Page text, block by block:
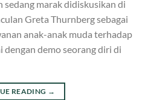
marak didiskusikan di
Greta Thurnberg sebagai
anak-anak muda terhadap
demo seorang diri di
READING →